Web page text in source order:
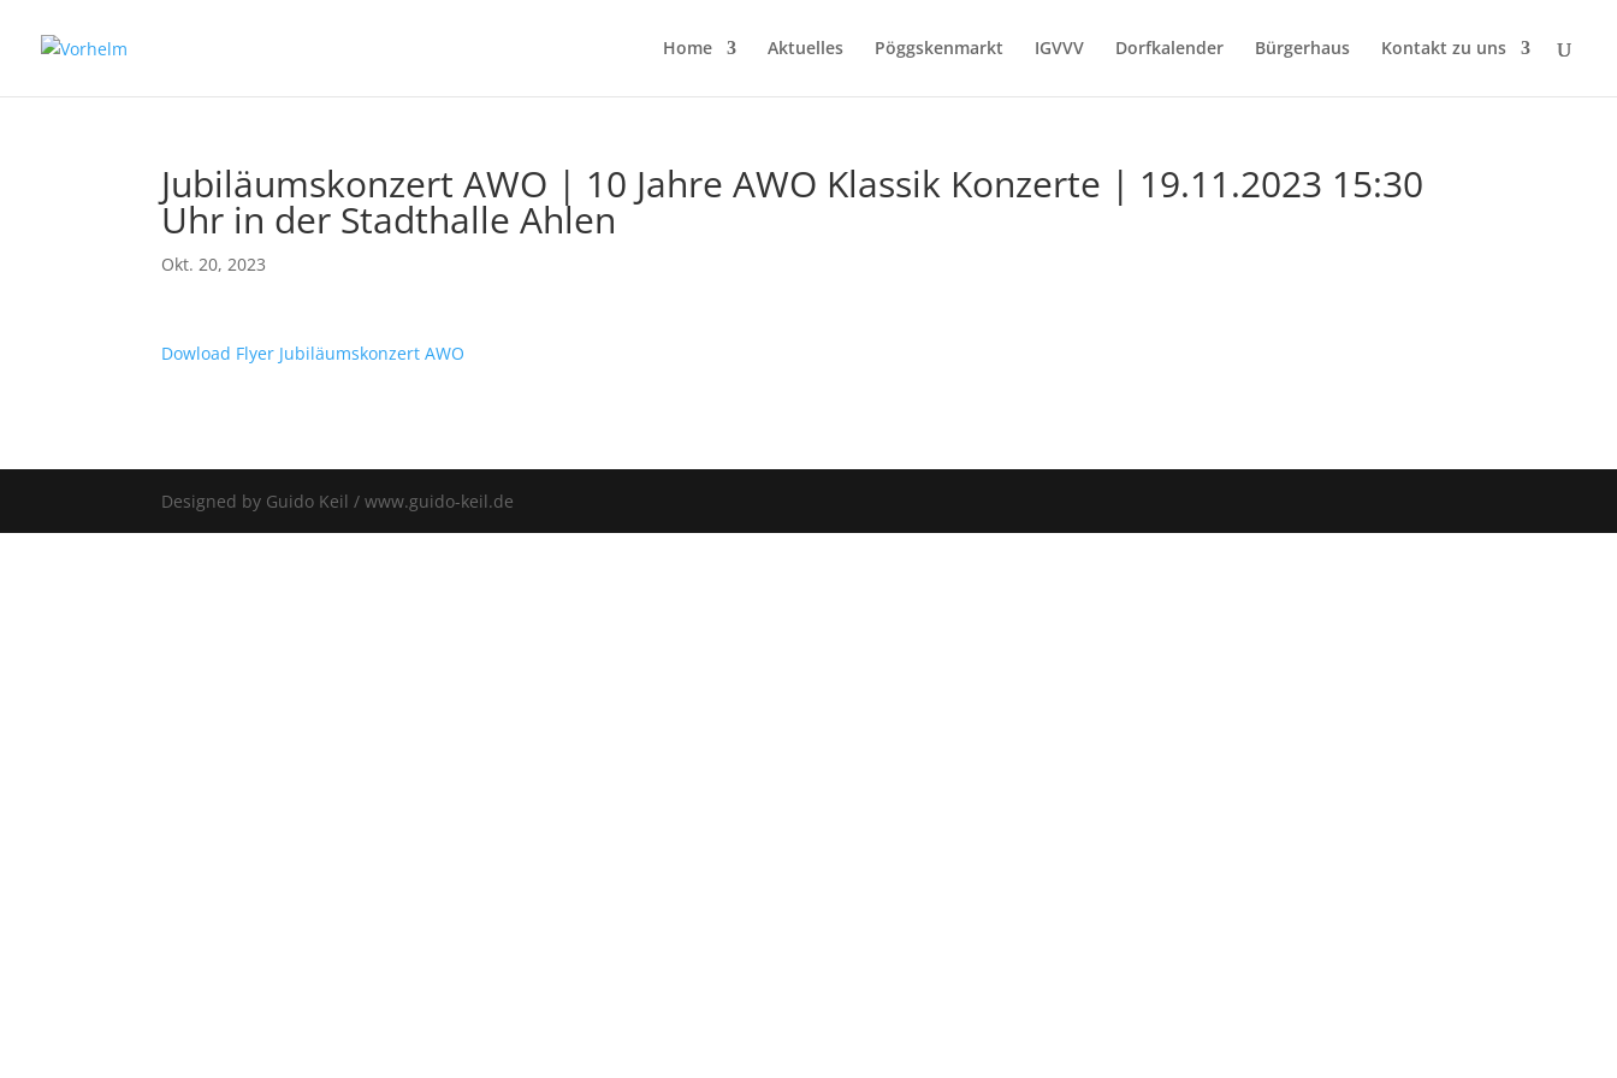
Home Aktuelles Pöggskenmarkt IGVVV Dorfkalender Bürgerhaus Kontakt zu uns
Jubiläumskonzert AWO | 10 Jahre AWO Klassik Konzerte | 19.11.2023 15:30
Uhr in der Stadthalle Ahlen
Okt. 20, 2023
Dowload Flyer Jubiläumskonzert AWO
Designed by Guido Keil / www.guido-keil.de